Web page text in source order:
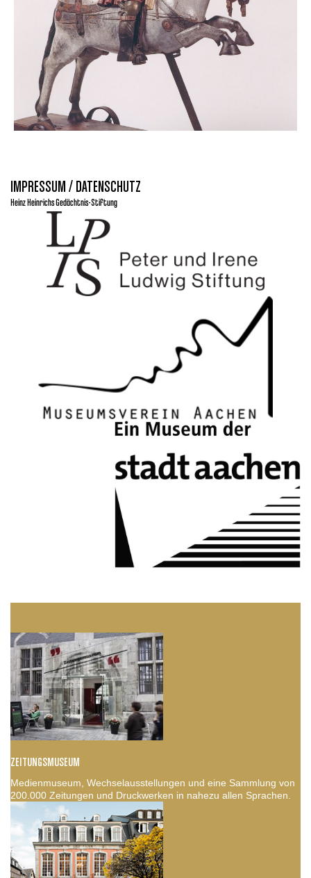
IMPRESSUM / DATENSCHUTZ
Heinz Heinrichs Gedächtnis-Stiftung
ZEITUNGSMUSEUM
Medienmuseum, Wechselausstellungen und eine Sammlung von
200.000 Zeitungen und Druckwerken in nahezu allen Sprachen.